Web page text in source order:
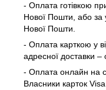
- Оплата готівкою
Нової Пошти, або за
Нової Пошти.
- Оплата карткою у
адресної доставки
- Оплата онлайн на
Власники карток